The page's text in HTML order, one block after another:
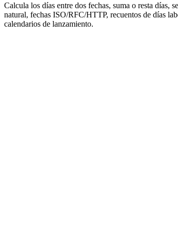
Calcula los días entre dos fechas, suma o resta días,
natural, fechas ISO/RFC/HTTP, recuentos de días
calendarios de lanzamiento.